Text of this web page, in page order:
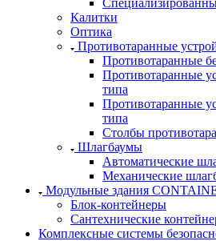
Калитки
Оптика
Противотаранные
Противотаранные
Противотаранные
типа
Противотаранные
типа
Столбы
Шлагбаумы
Автоматические
Механические
Модульные здания
Блок-контейнеры
Сантехнические
Комплексные системы